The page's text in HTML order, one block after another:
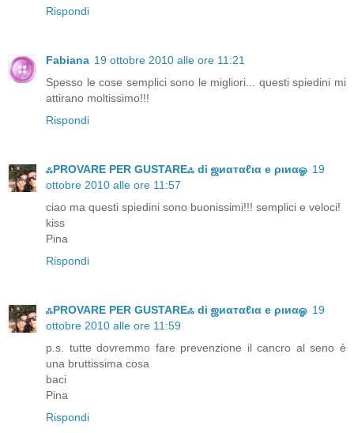
Rispondi
Fabiana 19 ottobre 2010 alle ore 11:21
Spesso le cose semplici sono le migliori... questi spiedini mi
attirano moltissimo!!!
Rispondi
ஃPROVARE PER GUSTAREஃ di ஜиαтαℓια e ριиαஓ 19
ottobre 2010 alle ore 11:57
ciao ma questi spiedini sono buonissimi!!! semplici e veloci!
kiss
Pina
Rispondi
ஃPROVARE PER GUSTAREஃ di ஜиαтαℓια e ριиαஓ 19
ottobre 2010 alle ore 11:59
p.s. tutte dovremmo fare prevenzione il cancro al seno è
una bruttissima cosa
baci
Pina
Rispondi